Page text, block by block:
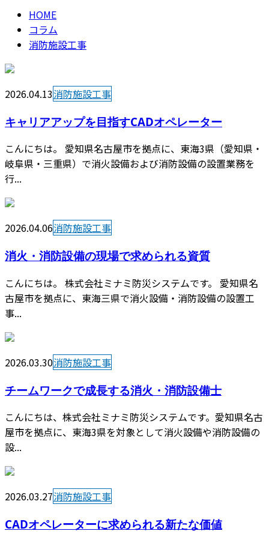
HOME
コラム
消防施設工事
2026.04.13消防施設工事
キャリアアップを目指すCADオペレーター
こんにちは。 愛知県名古屋市を拠点に、東海3県（愛知県・
岐阜県・三重県）で消火設備および消防設備の設置業務を
行...
2026.04.06消防施設工事
消火・消防設備の現場で求められる資質
こんにちは。 株式会社ミナミ防災システムです。 愛知県名
古屋市を拠点に、東海三県で消火設備・消防設備の設置工
事...
2026.03.30消防施設工事
チームワークで成長する消火・消防設備士
こんにちは、株式会社ミナミ防災システムです。愛知県名古
屋市を拠点に、東海3県を対象として消火設備や消防設備の
設...
2026.03.27消防施設工事
CADオペレーターに求められる新たな価値